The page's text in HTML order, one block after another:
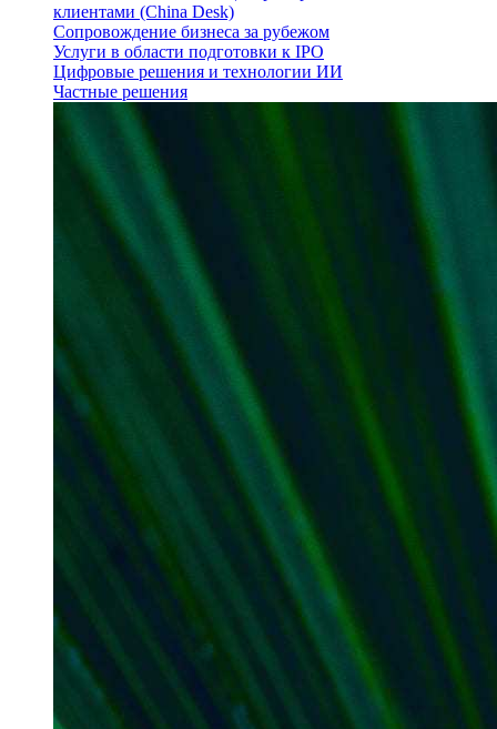
клиентами (China Desk)
Сопровождение бизнеса за рубежом
Услуги в области подготовки к IPO
Цифровые решения и технологии ИИ
Частные решения